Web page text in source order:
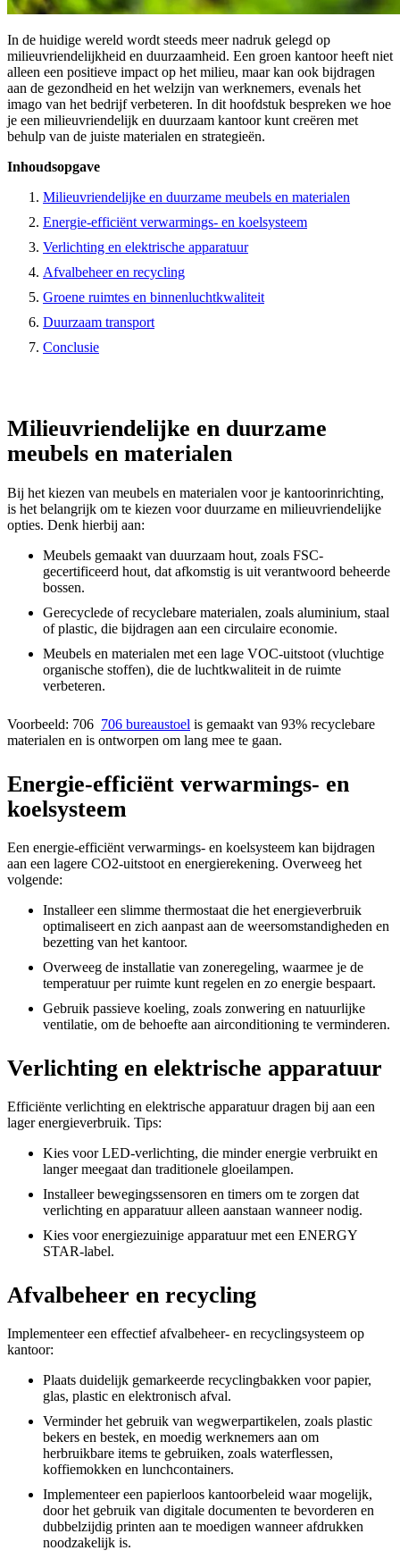
In de huidige wereld wordt steeds meer nadruk gelegd op
milieuvriendelijkheid en duurzaamheid. Een groen kantoor heeft niet
alleen een positieve impact op het milieu, maar kan ook bijdragen
aan de gezondheid en het welzijn van werknemers, evenals het
imago van het bedrijf verbeteren. In dit hoofdstuk bespreken we hoe
je een milieuvriendelijk en duurzaam kantoor kunt creëren met
behulp van de juiste materialen en strategieën.
Inhoudsopgave
Milieuvriendelijke en duurzame meubels en materialen
Energie-efficiënt verwarmings- en koelsysteem
Verlichting en elektrische apparatuur
Afvalbeheer en recycling
Groene ruimtes en binnenluchtkwaliteit
Duurzaam transport
Conclusie
Milieuvriendelijke en duurzame
meubels en materialen
Bij het kiezen van meubels en materialen voor je kantoorinrichting,
is het belangrijk om te kiezen voor duurzame en milieuvriendelijke
opties. Denk hierbij aan:
Meubels gemaakt van duurzaam hout, zoals FSC-
gecertificeerd hout, dat afkomstig is uit verantwoord beheerde
bossen.
Gerecyclede of recyclebare materialen, zoals aluminium, staal
of plastic, die bijdragen aan een circulaire economie.
Meubels en materialen met een lage VOC-uitstoot (vluchtige
organische stoffen), die de luchtkwaliteit in de ruimte
verbeteren.
Voorbeeld: 706 706 bureaustoel is gemaakt van 93% recyclebare
materialen en is ontworpen om lang mee te gaan.
Energie-efficiënt verwarmings- en
koelsysteem
Een energie-efficiënt verwarmings- en koelsysteem kan bijdragen
aan een lagere CO2-uitstoot en energierekening. Overweeg het
volgende:
Installeer een slimme thermostaat die het energieverbruik
optimaliseert en zich aanpast aan de weersomstandigheden en
bezetting van het kantoor.
Overweeg de installatie van zoneregeling, waarmee je de
temperatuur per ruimte kunt regelen en zo energie bespaart.
Gebruik passieve koeling, zoals zonwering en natuurlijke
ventilatie, om de behoefte aan airconditioning te verminderen.
Verlichting en elektrische apparatuur
Efficiënte verlichting en elektrische apparatuur dragen bij aan een
lager energieverbruik. Tips:
Kies voor LED-verlichting, die minder energie verbruikt en
langer meegaat dan traditionele gloeilampen.
Installeer bewegingssensoren en timers om te zorgen dat
verlichting en apparatuur alleen aanstaan wanneer nodig.
Kies voor energiezuinige apparatuur met een ENERGY
STAR-label.
Afvalbeheer en recycling
Implementeer een effectief afvalbeheer- en recyclingsysteem op
kantoor:
Plaats duidelijk gemarkeerde recyclingbakken voor papier,
glas, plastic en elektronisch afval.
Verminder het gebruik van wegwerpartikelen, zoals plastic
bekers en bestek, en moedig werknemers aan om
herbruikbare items te gebruiken, zoals waterflessen,
koffiemokken en lunchcontainers.
Implementeer een papierloos kantoorbeleid waar mogelijk,
door het gebruik van digitale documenten te bevorderen en
dubbelzijdig printen aan te moedigen wanneer afdrukken
noodzakelijk is.